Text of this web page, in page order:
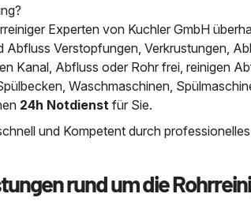
Experten von Kuchler GmbH
Abfluss Verstopfungen, Verkrustungen,
Kanal, Abfluss oder Rohr frei, reinigen
Waschmaschinen,
24h Notdienst für Sie.
und Kompetent durch
rund um die